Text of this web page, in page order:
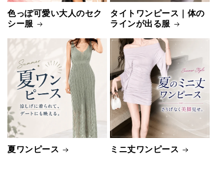
色っぽ可愛い大人のセク
シー服
タイトワンピース｜体の
ラインが出る服
夏ワンピース ミニ丈ワンピース